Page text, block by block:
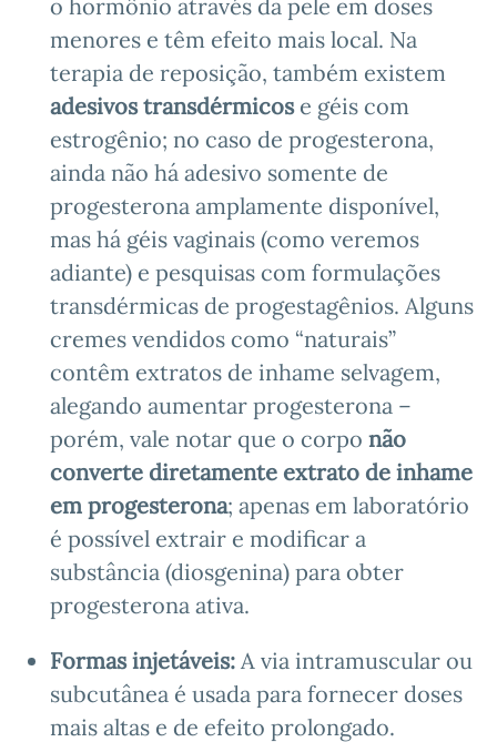
o hormônio através da pele em doses
menores e têm efeito mais local. Na
terapia de reposição, também existem
adesivos transdérmicose géis com
estrogênio; no caso de progesterona,
ainda não há adesivo somente de
progesterona amplamente disponível,
mas há géis vaginais (como veremos
adiante) e pesquisas com formulações
transdérmicas de progestagênios. Alguns
cremes vendidos como “naturais”
contêm extratos de inhame selvagem,
alegando aumentar progesterona –
porém, vale notar que o corpo não
converte diretamente extrato de inhame
em progesterona; apenas em laboratório
é possível extrair e modificar a
substância (diosgenina) para obter
progesterona ativa.
Formas injetáveis: A via intramuscular ou
subcutânea é usada para fornecer doses
mais altas e de efeito prolongado.